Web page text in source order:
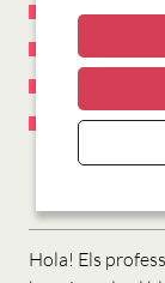
gener 2012
desembre
octubre
Hola! Els